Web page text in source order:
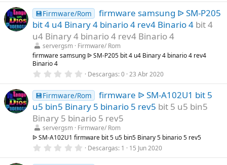
)0
0
e
s
t
r
e
l
l
s
)
💾Firmware/Rom
firmware samsung ᐉ SM-P205
bit 4 u4 Binary 4 binario 4 rev4 Binario 4 bit 4
u4 Binary 4 binario 4 rev4 Binario 4
servergsm Firmware/ Rom
firmware samsung ᐉ SM-P205 bit 4 u4 Binary 4 binario 4 rev4
Binario 4
0
0
0
e
s
t
r
e
l
a
(
Descargas 0 23 Abr 2020
💾Firmware/Rom
firmware ᐉ SM-A102U1 bit 5
u5 bin5 Binary 5 binario 5 rev5 bit 5 u5 bin5
Binary 5 binario 5 rev5
servergsm Firmware/ Rom
ᐉ SM-A102U1 firmware bit 5 u5 bin5 Binary 5 binario 5 rev5
0
0
Descargas 1 15 Jun 2020